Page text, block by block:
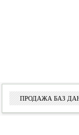
ПРОДАЖА БАЗ